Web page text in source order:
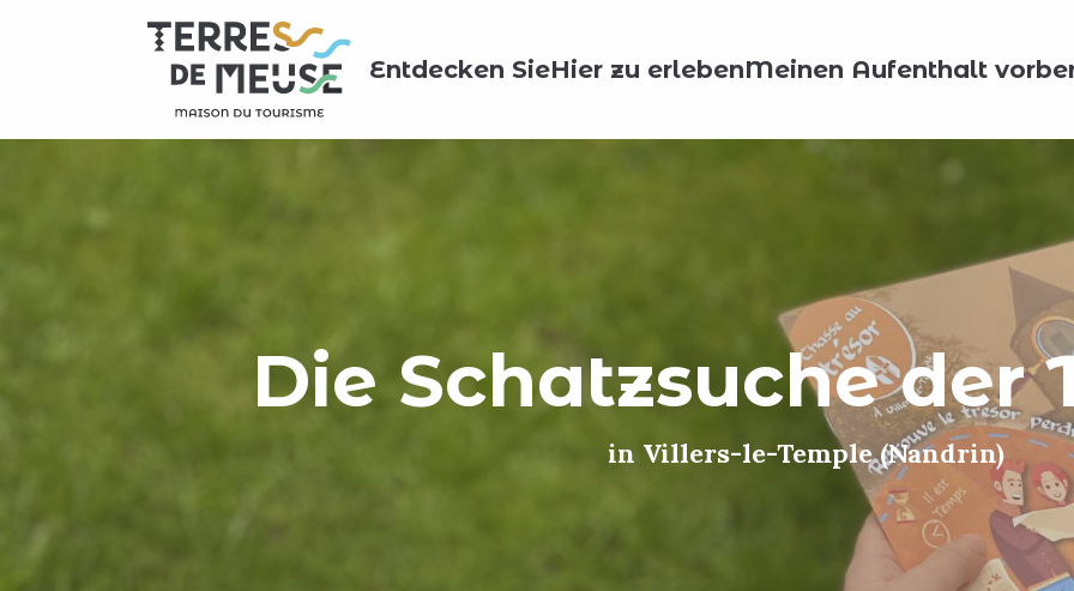
Entdecken SieHier zu erlebenMeinen Aufenthalt
Die Schatzsuche der
in Villers-le-Temple (Nandrin)